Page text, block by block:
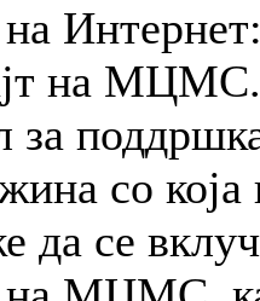
на МЦМС.
за
со
да се